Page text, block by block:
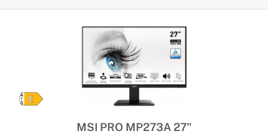
MSI PRO MP273A 27"